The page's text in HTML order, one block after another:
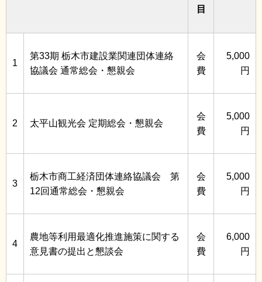
目
1
第33期 栃木市建設業関連団体連絡
協議会 通常総会・懇親会
会
費
5,000
円
2 太平山観光会 定期総会・懇親会
会
費
5,000
円
3
栃木市商工経済団体連絡協議会 第
12回通常総会・懇親会
会
費
5,000
円
4
農地等利用最適化推進施策に関する
意見書の提出と懇談会
会
費
6,000
円